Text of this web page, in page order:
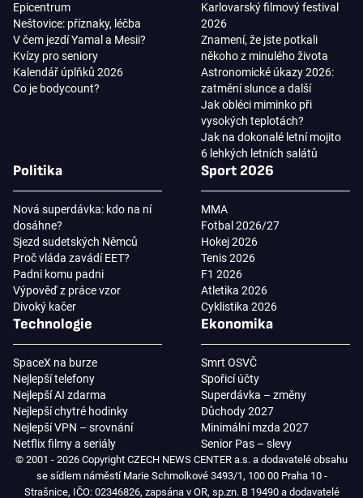
Epicentrum
Neštovice: příznaky, léčba
V čem jezdí Yamal a Mesii?
Kvízy pro seniory
Kalendář úplňků 2026
Co je bodycount?
Karlovarský filmový festival
2026
Znamení, že jste potkali
někoho z minulého života
Astronomické úkazy 2026:
zatmění slunce a další
Jak obléci miminko při
vysokých teplotách?
Jak na dokonalé letní mojito
6 lehkých letních salátů
Politika
Nová superdávka: kdo na ní
dosáhne?
Sjezd sudetských Němců
Proč vláda zavádí EET?
Padni komu padni
Výpověď z práce vzor
Divoký kačer
Sport 2026
MMA
Fotbal 2026/27
Hokej 2026
Tenis 2026
F1 2026
Atletika 2026
Cyklistika 2026
Technologie
SpaceX na burze
Nejlepší telefony
Nejlepší AI zdarma
Nejlepší chytré hodinky
Nejlepší VPN – srovnání
Netflix filmy a seriály
Ekonomika
Smrt OSVČ
Spořicí účty
Superdávka – změny
Důchody 2027
Minimální mzda 2027
Senior Pas – slevy
© 2001 - 2026 Copyright CZECH NEWS CENTER a.s. a dodavatelé obsahu
se sídlem náměstí Marie Schmolkové 3493/1, 100 00 Praha 10 -
Strašnice, IČO: 02346826, zapsána v OR, sp.zn. B 19490 a dodavatelé